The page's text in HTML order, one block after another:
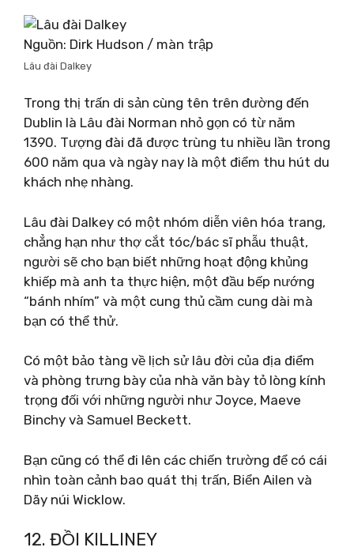
Nguồn: Dirk Hudson / màn trập
Lâu đài Dalkey
Trong thị trấn di sản cùng tên trên đường đến
Dublin là Lâu đài Norman nhỏ gọn có từ năm
1390. Tượng đài đã được trùng tu nhiều lần trong
600 năm qua và ngày nay là một điểm thu hút du
khách nhẹ nhàng.
Lâu đài Dalkey có một nhóm diễn viên hóa trang,
chẳng hạn như thợ cắt tóc/bác sĩ phẫu thuật,
người sẽ cho bạn biết những hoạt động khủng
khiếp mà anh ta thực hiện, một đầu bếp nướng
“bánh nhím” và một cung thủ cầm cung dài mà
bạn có thể thử.
Có một bảo tàng về lịch sử lâu đời của địa điểm
và phòng trưng bày của nhà văn bày tỏ lòng kính
trọng đối với những người như Joyce, Maeve
Binchy và Samuel Beckett.
Bạn cũng có thể đi lên các chiến trường để có cái
nhìn toàn cảnh bao quát thị trấn, Biển Ailen và
Dãy núi Wicklow.
12. ĐỒI KILLINEY